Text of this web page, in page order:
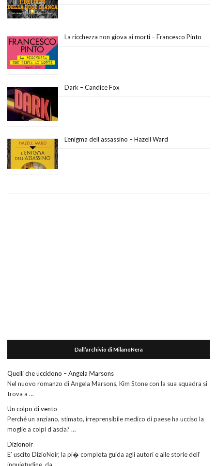
La ricchezza non giova ai morti – Francesco Pinto
Dark – Candice Fox
L’enigma dell’assassino – Hazell Ward
Dall’archivio di MilanoNera
Quelli che uccidono – Angela Marsons
Nel nuovo romanzo di Angela Marsons, Kim Stone con la sua squadra si
trova a …
Un colpo di vento
Perché un anziano, stimato, irreprensibile medico di paese ha ucciso la
moglie a colpi d’ascia? …
Dizionoir
E’ uscito DizioNoir, la pi� completa guida agli autori e alle storie dell’